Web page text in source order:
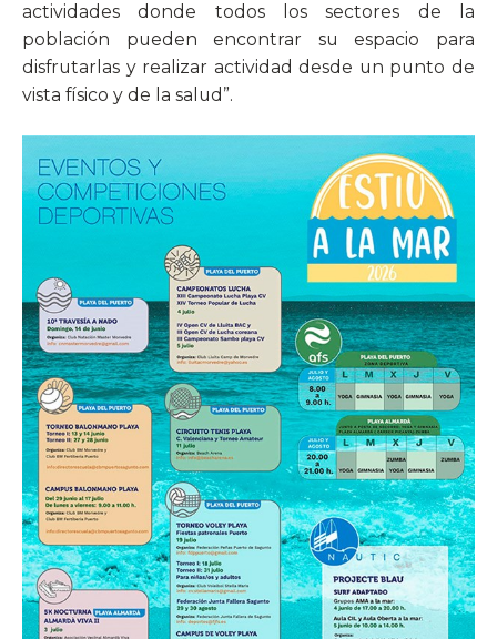
actividades donde todos los sectores de la
población pueden encontrar su espacio para
disfrutarlas y realizar actividad desde un punto de
vista físico y de la salud”.